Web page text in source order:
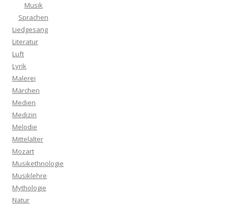
Musik
Sprachen
Liedgesang
Literatur
Luft
Lyrik
Malerei
Märchen
Medien
Medizin
Melodie
Mittelalter
Mozart
Musikethnologie
Musiklehre
Mythologie
Natur